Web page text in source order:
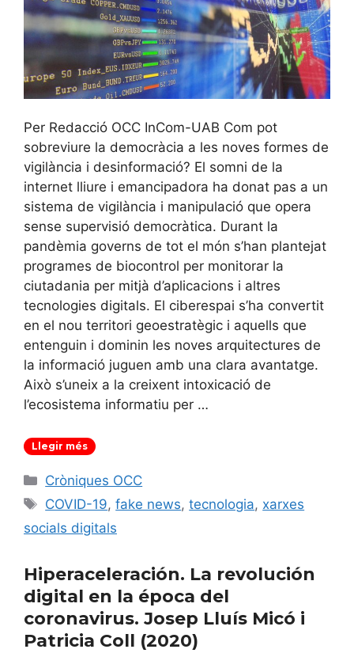
Per Redacció OCC InCom-UAB Com pot
sobreviure la democràcia a les noves formes de
vigilància i desinformació? El somni de la
internet lliure i emancipadora ha donat pas a un
sistema de vigilància i manipulació que opera
sense supervisió democràtica. Durant la
pandèmia governs de tot el món s’han plantejat
programes de biocontrol per monitorar la
ciutadania per mitjà d’aplicacions i altres
tecnologies digitals. El ciberespai s’ha convertit
en el nou territori geoestratègic i aquells que
entenguin i dominin les noves arquitectures de
la informació juguen amb una clara avantatge.
Això s’uneix a la creixent intoxicació de
l’ecosistema informatiu per …
Llegir més
Categories
Cròniques OCC
Etiquetes
COVID-19,fake news,tecnologia, xarxes
socials digitals
Hiperaceleración. La revolución
digital en la época del
coronavirus. Josep Lluís Micó i
Patricia Coll (2020)